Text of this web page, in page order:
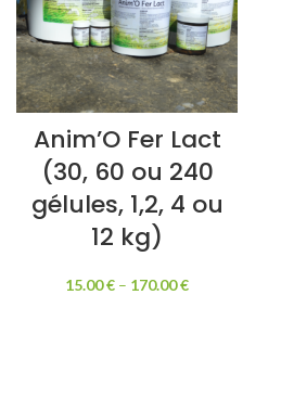
Anim’O Fer Lact
(30, 60 ou 240
gélules, 1,2, 4 ou
12 kg)
15.00€ – 170.00€